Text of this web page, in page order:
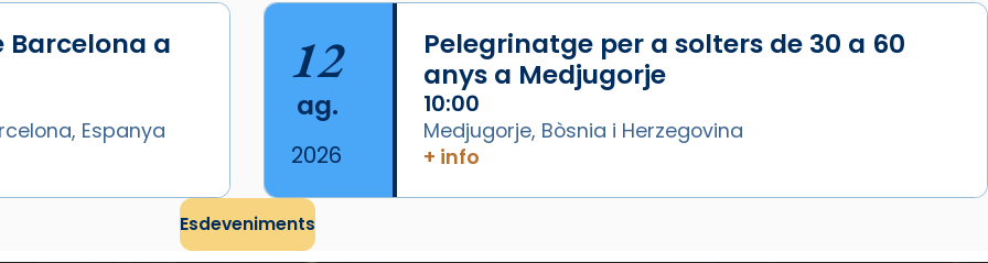
Barcelona a
Espanya
12
ag.
2026
Pelegrinatge per a solters de 30 a 60
anys a Medjugorje
10:00
Medjugorje, Bòsnia i Herzegovina
+ info
Esdeveniments